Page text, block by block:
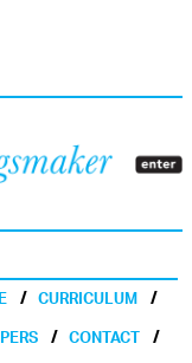
CURRICULUM
PERS
CONTACT